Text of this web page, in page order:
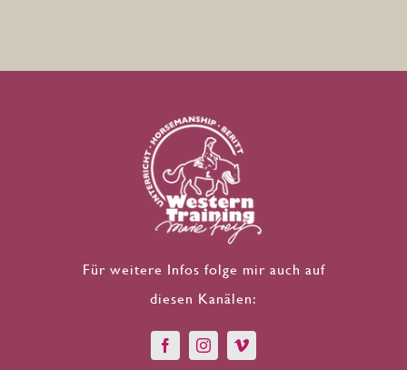
Für weitere Infos folge mir auch auf
diesen Kanälen: